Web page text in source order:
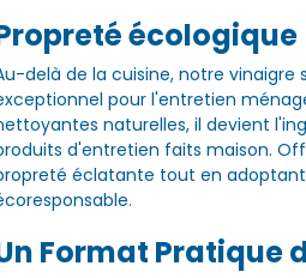
écologique
delà de la cuisine, notre vinaigre
pour l'entretien
naturelles, il devient
d'entretien faits maison.
éclatante tout en
Format Pratique